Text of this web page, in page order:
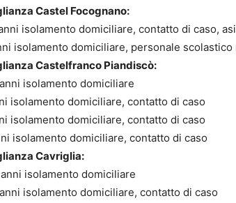
Castel Focognano:
isolamento domiciliare, contatto di caso,
isolamento domiciliare, personale
Castelfranco Piandiscò:
isolamento domiciliare
isolamento domiciliare, contatto di caso
isolamento domiciliare, contatto di caso
isolamento domiciliare, contatto di caso
Cavriglia:
isolamento domiciliare
isolamento domiciliare, contatto di caso